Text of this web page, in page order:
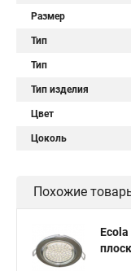
Размер
Тип
Тип
Тип изделия
Цвет
Цоколь
Похожие